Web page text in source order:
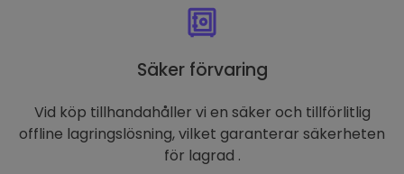
Säker förvaring
Vid köp tillhandahåller vi en säker och tillförlitlig
offline lagringslösning, vilket garanterar säkerheten
för lagrad .